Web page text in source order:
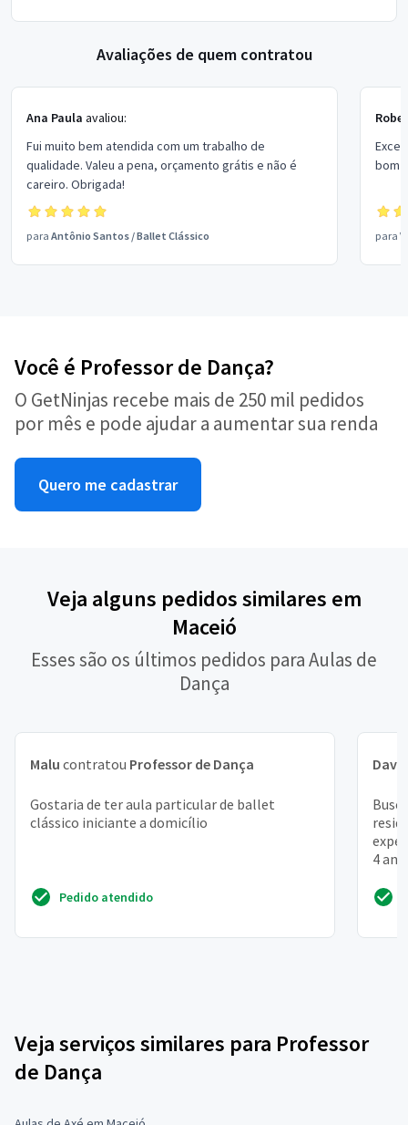
Avaliações de quem contratou
Ana Paula avaliou:
Fui muito bem atendida com um trabalho de
qualidade. Valeu a pena, orçamento grátis e não é
careiro. Obrigada!
para Antônio Santos /Ballet Clássico
bom
para
Você é Professor de Dança?
O GetNinjas recebe mais de 250 mil pedidos
por mês e pode ajudar a aumentar sua renda
Quero me cadastrar
Veja alguns pedidos similares em
Maceió
Esses são os últimos pedidos para Aulas de
Dança
Malu contratou Professor de Dança
Gostaria de ter aula particular de ballet
clássico iniciante a domicílio
Pedido atendido
Davi
4
Veja serviços similares para Professor
de Dança